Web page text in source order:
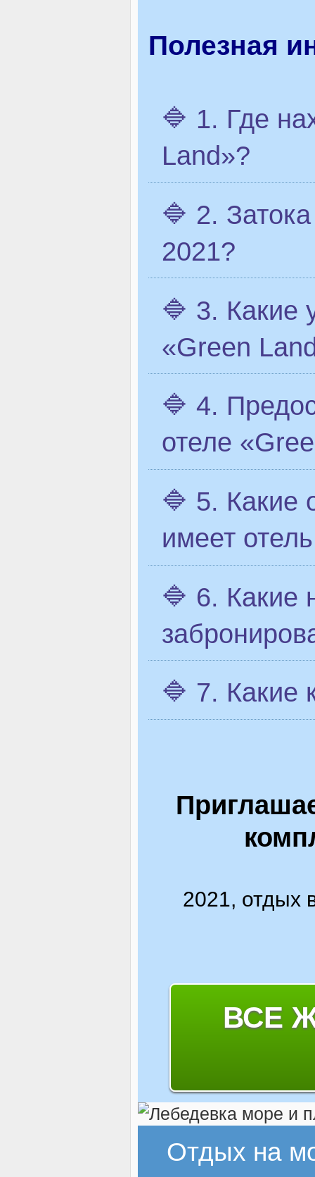
Полезная
🔷 1. Где
Land»?
🔷 2.
2021?
🔷 3. Какие
«Green
🔷 4.
отеле
🔷 5. Какие
имеет
🔷 6. Какие
🔷 7. Какие
2021, отдых
ВСЕ
Отдых на